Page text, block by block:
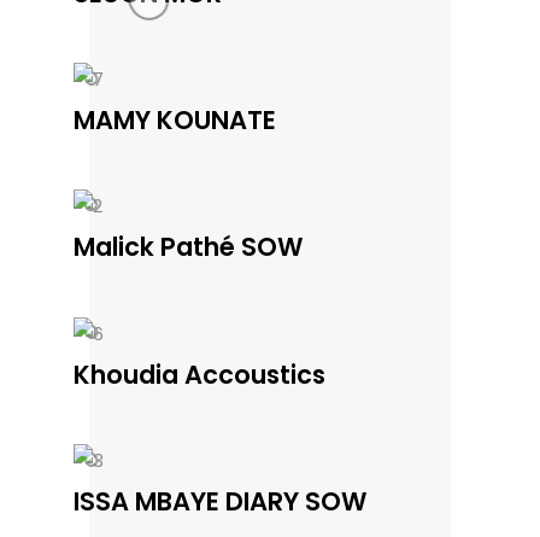
MAMY KOUNATE
Malick Pathé SOW
Khoudia Accoustics
ISSA MBAYE DIARY SOW